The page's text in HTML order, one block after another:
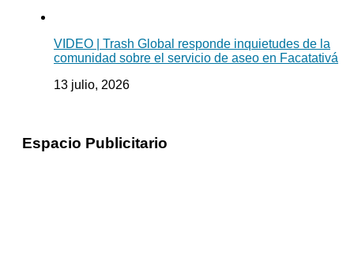
VIDEO | Trash Global responde inquietudes de la
comunidad sobre el servicio de aseo en Facatativá
13 julio, 2026
Espacio Publicitario